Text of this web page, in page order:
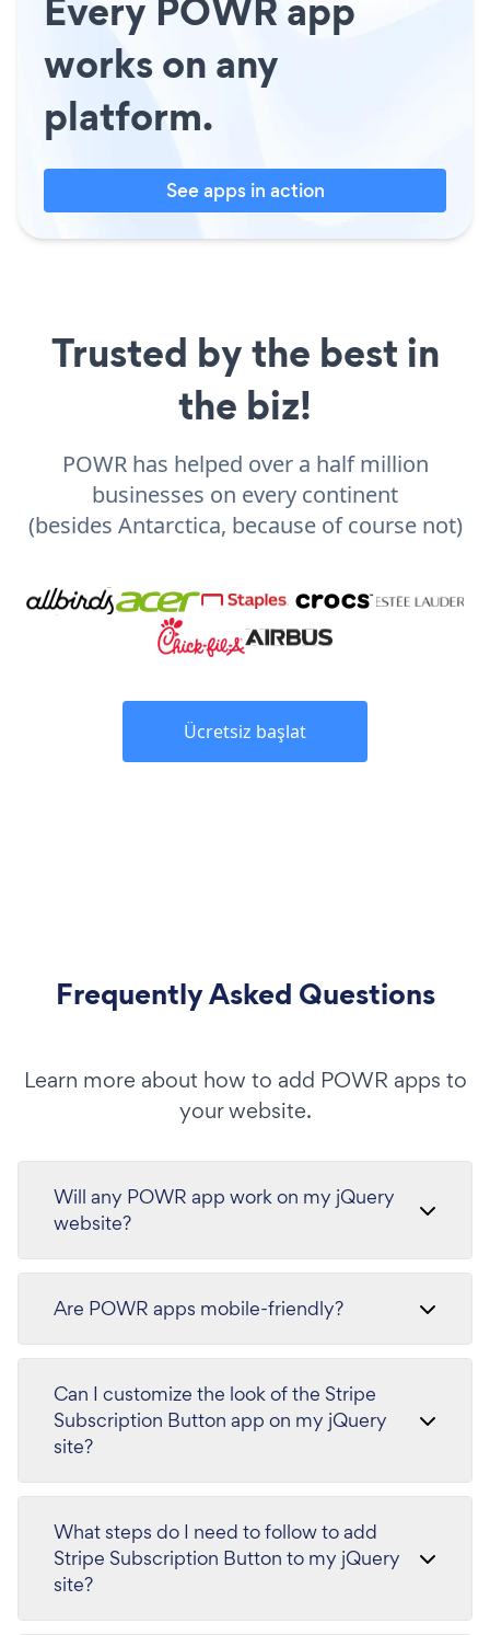
works on any
platform.
See apps in action
Trusted by the best in
the biz!
POWR has helped over a half million
businesses on every continent
(besides Antarctica, because of course not)
Ücretsiz başlat
Frequently Asked Questions
Learn more about how to add POWR apps to
your website.
Will any POWR app work on my jQuery
website?
Are POWR apps mobile-friendly?
Can I customize the look of the Stripe
Subscription Button app on my jQuery
site?
What steps do I need to follow to add
Stripe Subscription Button to my jQuery
site?